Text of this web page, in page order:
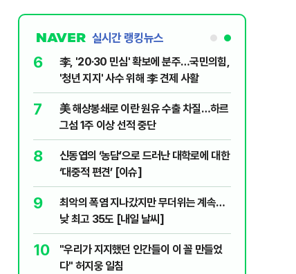
실시간 랭킹뉴스
출자
, 미
5억
지
서
이…
6
李, '20·30 민심' 확보에 분주…국민의힘,
'청년 지지' 사수 위해 李 견제 사활
7
美 해상봉쇄로 이란 원유 수출 차질…하르
그섬 1주 이상 선적 중단
8
신동엽의 ‘농담’으로 드러난 대학로에 대한
‘대중적 편견’ [이슈]
9
최악의 폭염 지나갔지만 무더위는 계속…
낮 최고 35도 [내일 날씨]
10
"우리가 지지했던 인간들이 이 꼴 만들었
다" 허지웅 일침